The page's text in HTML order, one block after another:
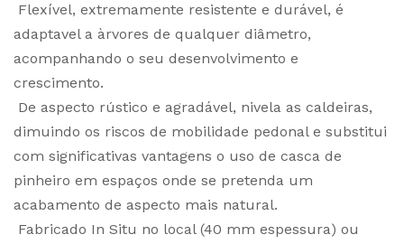
Flexível, extremamente resistente e durável, é
adaptavel a àrvores de qualquer diâmetro,
acompanhando o seu desenvolvimento e
crescimento.
De aspecto rústico e agradável, nivela as caldeiras,
dimuindo os riscos de mobilidade pedonal e substitui
com significativas vantagens o uso de casca de
pinheiro em espaços onde se pretenda um
acabamento de aspecto mais natural.
Fabricado In Situ no local (40 mm espessura) ou